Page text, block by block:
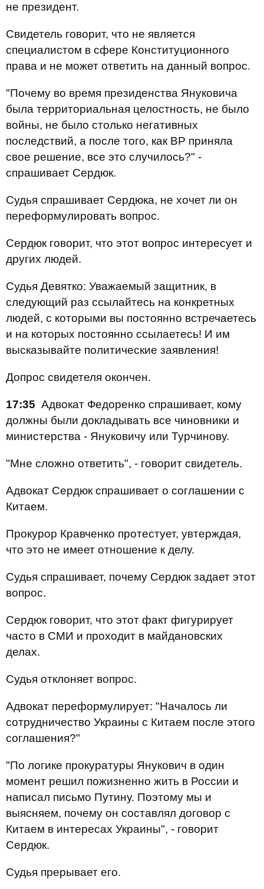
не президент.
Свидетель говорит, что не является
специалистом в сфере Конституционного
права и не может ответить на данный вопрос.
"Почему во время президенства Януковича
была территориальная целостность, не было
войны, не было столько негативных
последствий, а после того, как ВР приняла
свое решение, все это случилось?" -
спрашивает Сердюк.
Судья спрашивает Сердюка, не хочет ли он
переформулировать вопрос.
Сердюк говорит, что этот вопрос интересует и
других людей.
Судья Девятко: Уважаемый защитник, в
следующий раз ссылайтесь на конкретных
людей, с которыми вы постоянно встречаетесь
и на которых постоянно ссылаетесь! И им
высказывайте политические заявления!
Допрос свидетеля окончен.
17:35 Адвокат Федоренко спрашивает, кому
должны были докладывать все чиновники и
министерства - Януковичу или Турчинову.
"Мне сложно ответить", - говорит свидетель.
Адвокат Сердюк спрашивает о соглашении с
Китаем.
Прокурор Кравченко протестует, увтерждая,
что это не имеет отношение к делу.
Судья спрашивает, почему Сердюк задает этот
вопрос.
Сердюк говорит, что этот факт фигурирует
часто в СМИ и проходит в майдановских
делах.
Судья отклоняет вопрос.
Адвокат переформулирует: "Началось ли
сотрудничество Украины с Китаем после этого
соглашения?"
"По логике прокуратуры Янукович в один
момент решил пожизненно жить в России и
написал письмо Путину. Поэтому мы и
выясняем, почему он составлял договор с
Китаем в интересах Украины", - говорит
Сердюк.
Судья прерывает его.